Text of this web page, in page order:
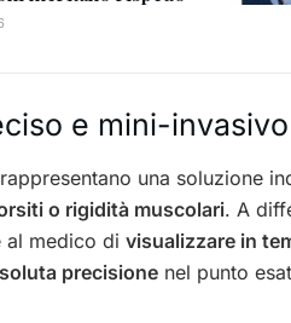
e mini-invasivo
una soluzione
o rigidità muscolari. A
al medico di visualizzare in
precisione nel punto